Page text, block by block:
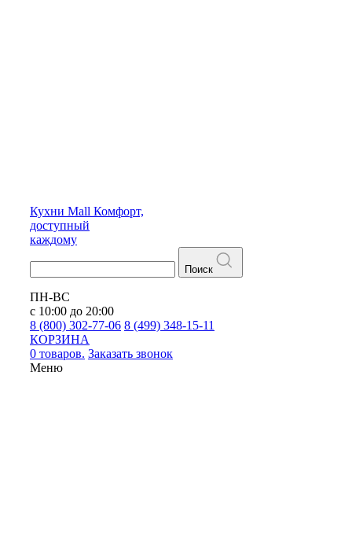
Кухни Mall Комфорт,
доступный
каждому
Поиск
ПН-ВС
с 10:00 до 20:00
8 (800) 302-77-06 8 (499) 348-15-11
КОРЗИНА
0 товаров. Заказать звонок
Меню